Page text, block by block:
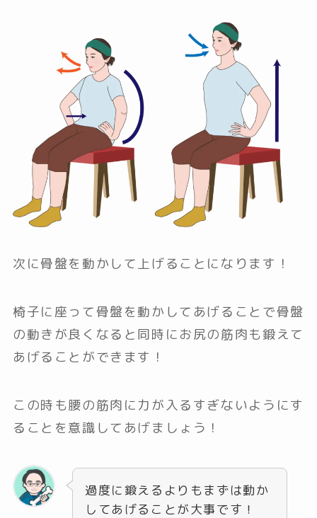
次に骨盤を動かして上げることになります！
椅子に座って骨盤を動かしてあげることで骨盤
の動きが良くなると同時にお尻の筋肉も鍛えて
あげることができます！
この時も腰の筋肉に力が入るすぎないようにす
ることを意識してあげましょう！
過度に鍛えるよりもまずは動か
してあげることが大事です！